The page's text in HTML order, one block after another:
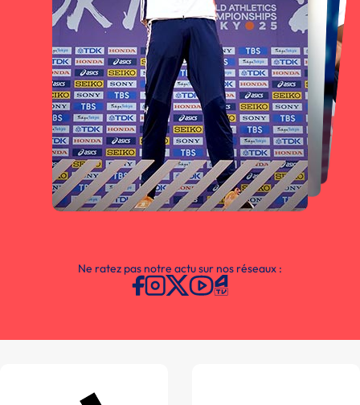
Ne ratez pas notre actu sur nos réseaux :